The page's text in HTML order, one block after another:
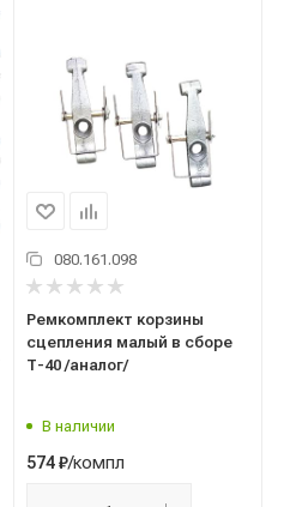
080.161.098
Ремкомплект корзины
сцепления малый в сборе
Т-40 /аналог/
В наличии
574₽/компл